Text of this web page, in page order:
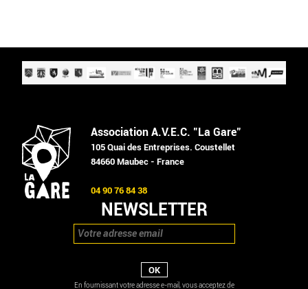
Association A.V.E.C. "La Gare"
105 Quai des Entreprises. Coustellet
84660 Maubec - France
04 90 76 84 38
NEWSLETTER
En fournissant votre adresse e-mail, vous acceptez de